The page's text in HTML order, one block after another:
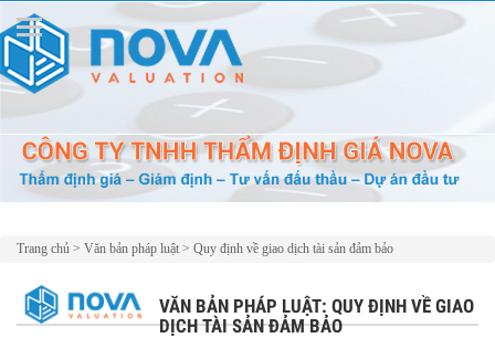
Trang chủ > Văn bản pháp luật > Quy định về giao dịch tài sản đảm bảo
VĂN BẢN PHÁP LUẬT: QUY ĐỊNH VỀ GIAO
DỊCH TÀI SẢN ĐẢM BẢO